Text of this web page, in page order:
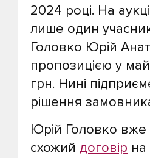
2024 році. На
лише один
Головко Юрій
пропозицією у
грн. Нині
рішення
Юрій Головко вже
схожий договір на